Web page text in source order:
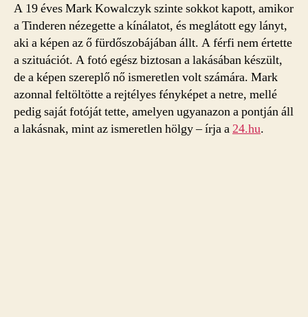
A 19 éves Mark Kowalczyk szinte sokkot kapott, amikor
a Tinderen nézegette a kínálatot, és meglátott egy lányt,
aki a képen az ő fürdőszobájában állt. A férfi nem értette
a szituációt. A fotó egész biztosan a lakásában készült,
de a képen szereplő nő ismeretlen volt számára. Mark
azonnal feltöltötte a rejtélyes fényképet a netre, mellé
pedig saját fotóját tette, amelyen ugyanazon a pontján áll
a lakásnak, mint az ismeretlen hölgy – írja a24.hu.